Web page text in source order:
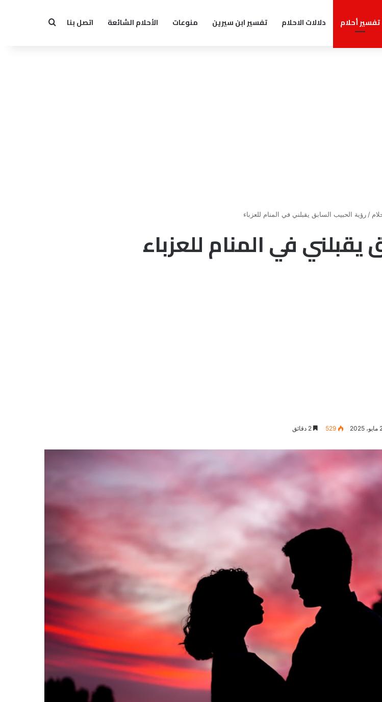
تفسير أحلام دلالات الاحلام تفسير ابن سيرين منوعات الأحلام الشائعة اتصل بنا بحث عن
/ رؤية الحبيب السابق يقبلني في المنام للعزباء
يقبلني في المنام للعزباء
529